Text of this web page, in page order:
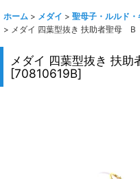
ホーム > メダイ > 聖母子・ルルド
> メダイ 四葉型抜き 扶助者聖母
メダイ 四葉型抜き 扶
[70810619B]